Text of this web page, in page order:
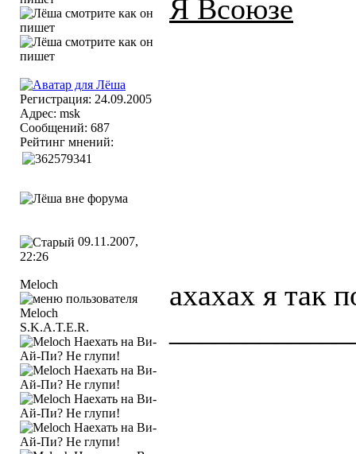
Регистрация: 24.09.2005
Адрес: msk
Сообщений: 687
Рейтинг мнений:
Я Всоюзе
09.11.2007,
22:26
Meloch
S.K.A.T.E.R.
ахахах я так